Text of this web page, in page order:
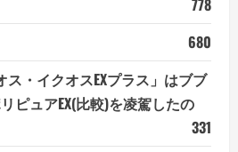
680
ス・イクオスEXプラス」はブブ
ピュアEX(比較)を凌駕したの
331